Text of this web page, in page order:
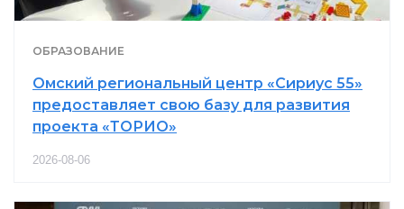
ОБРАЗОВАНИЕ
Омский региональный центр «Сириус 55»
предоставляет свою базу для развития
проекта «ТОРИО»
2026-08-06